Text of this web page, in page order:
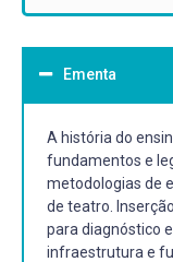
Ementa
A história do
fundamentos e
metodologias de
de teatro.
para diagnóstico
infraestrutura e